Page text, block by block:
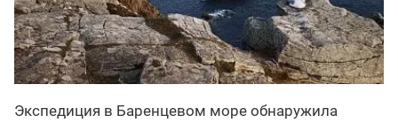
Экспедиция в Баренцевом море обнаружила